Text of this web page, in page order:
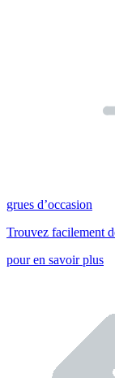
grues d’occasion
Trouvez facilement
pour en savoir plus